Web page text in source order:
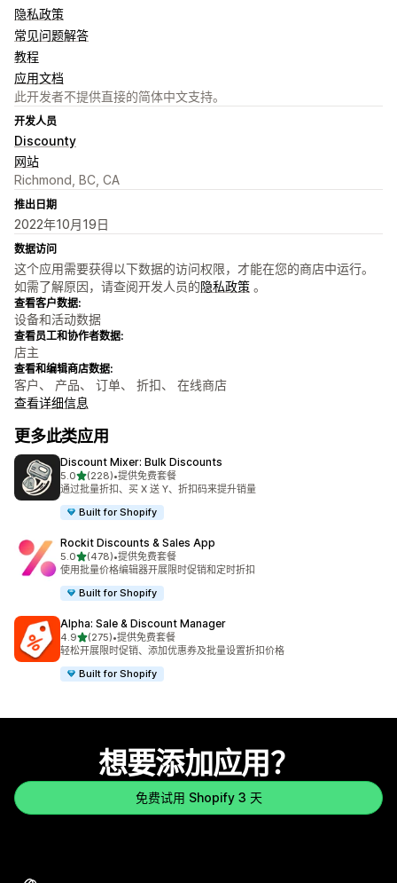
隐私政策
常见问题解答
教程
应用文档
此开发者不提供直接的简体中文支持。
开发人员
Discounty
网站
Richmond, BC, CA
推出日期
2022年10月19日
数据访问
这个应用需要获得以下数据的访问权限，才能在您的商店中运行。
如需了解原因，请查阅开发人员的隐私政策 。
查看客户数据:
设备和活动数据
查看员工和协作者数据:
店主
查看和编辑商店数据:
客户、 产品、 订单、 折扣、 在线商店
查看详细信息
更多此类应用
Discount Mixer: Bulk Discounts
5.0星（满分 5 星）
(228)
总共 228 条评论
•提供免费套餐
通过批量折扣、买 X 送 Y、折扣码来提升销量
Built for Shopify
Rockit Discounts & Sales App
5.0星（满分 5 星）
(478)
总共 478 条评论
•提供免费套餐
使用批量价格编辑器开展限时促销和定时折扣
Built for Shopify
Alpha: Sale & Discount Manager
4.9星（满分 5 星）
(275)
总共 275 条评论
•提供免费套餐
轻松开展限时促销、添加优惠券及批量设置折扣价格
Built for Shopify
想要添加应用？
免费试用 Shopify 3 天